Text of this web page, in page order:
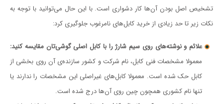
تشخیص اصل بودن آن‌ها کار دشواری است. با این حال می‌توانید با توجه به
نکات زیر تا حد زیادی از خرید کابل‌های نامرغوب جلوگیری کرد:
علائم و نوشته‌های روی سیم شارژ را با کابل اصلی گوشی‌تان مقایسه کنید:
معمولا مشخصات فنی کابل، نام شرکت و کشور سازنده‌ی آن روی بخشی از
کابل حک شده است. معمولا کابل‌های غیراصلی این مشخصات را ندارند یا
تنها نام کشوری همچون چین روی آن‌ها درج شده است.